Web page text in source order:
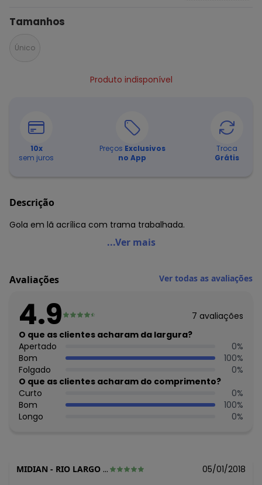
Tamanhos
Único
Produto indisponível
10x
sem juros
Preços Exclusivos
no App
Troca
Grátis
Descrição
Gola em lã acrílica com trama trabalhada.
Marguerite - Gola em Lã Preta Marguerite Plus Size
Acessórios quentinhos vão inovar os looks nessa
temporada. Que tal apostar nessa gola em lã? Use por
com calça e botinha. Se quiser completar com um
sobretudo, a produção de inverno fica perfeita.
Material: 100% Acrílico.
Cor: Preto.
Tamanho: Único.
Histórico de preços
O preço apresentado abaixo é o menor oferecido em
algum dia do mês, para o menor tamanho disponível.
agosto/2026
N/D*
abril/2026 N/D*
...Ver mais
Avaliações Ver todas as avaliações
4.9 7 avaliações
O que as clientes acharam da largura?
Apertado
0%
Bom
100%
Folgado
0%
O que as clientes acharam do comprimento?
Curto
0%
Bom
100%
Longo
0%
MIDIAN - RIO LARGO - AL 05/01/2018